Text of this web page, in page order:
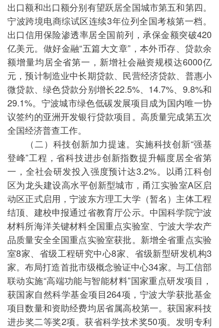
出口额和出口额分别有望跃居全国城市第五和第四。
宁波跨境电商综试区连续3年位列全国考核第一档。
出口信用保险渗透率居全国前列，承保金额突破420
亿美元。做好金融“五篇大文章”，本外币存、贷款余
额增量均居全省第一，新增社会融资规模达6000亿
元，预计制造业中长期贷款、民营经济贷款、普惠小
微贷款、绿色贷款分别增长22.5%、14.7%、9.8%和
29.1%。宁波城市绿色低碳发展项目成为国内唯一协
议签约的亚洲开发银行贷款项目。高质量完成第五次
全国经济普查工作。
（二）科技创新加力提速。实施科技创新“强基
登峰”工程，省科技进步创新指数提升幅度居全省第
一，全社会研发投入强度预计达3.2%。以甬江科创
区为龙头建设高水平创新型城市，甬江实验室A区启
动区正式启用，宁波东方理工大学（暂名）主体工程
结顶、建校申报通过省教育厅公示。中国科学院宁波
材料所海洋关键材料全国重点实验室、宁波大学农产
品质量安全全国重点实验室获批。新增全省重点实验
室8家、省级工程研究中心8家、省级新型研发机构3
家。布局打造首批市级概念验证中心34家。与工信部
联动实施“高端功能与智能材料”国家重点研发项目，
获国家自然科学基金项目264项，宁波大学获批基金
项目数量和资助经费均居省属高校第一。获国家科技
进步奖二等奖2项。获省科学技术奖50项。发明专利